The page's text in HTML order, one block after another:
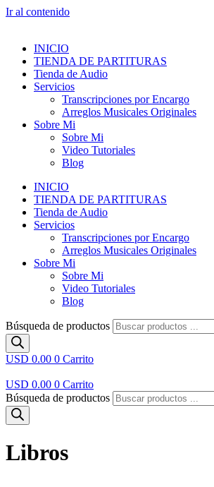
Ir al contenido
INICIO
TIENDA DE PARTITURAS
Tienda de Audio
Servicios
Transcripciones por Encargo
Arreglos Musicales Originales
Sobre Mi
Sobre Mi
Video Tutoriales
Blog
INICIO
TIENDA DE PARTITURAS
Tienda de Audio
Servicios
Transcripciones por Encargo
Arreglos Musicales Originales
Sobre Mi
Sobre Mi
Video Tutoriales
Blog
Búsqueda de productos
USD 0.00 0 Carrito
USD 0.00 0 Carrito
Búsqueda de productos
Libros